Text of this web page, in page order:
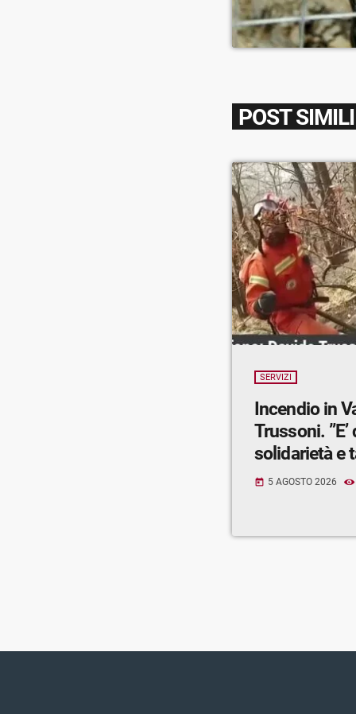
POST SIMILI
SERVIZI
Incendio in
Trussoni.
solidarietà e
today 5 AGOSTO 2026